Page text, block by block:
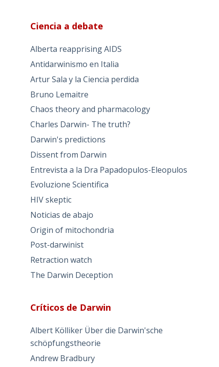
Ciencia a debate
Alberta reapprising AIDS
Antidarwinismo en Italia
Artur Sala y la Ciencia perdida
Bruno Lemaitre
Chaos theory and pharmacology
Charles Darwin- The truth?
Darwin's predictions
Dissent from Darwin
Entrevista a la Dra Papadopulos-Eleopulos
Evoluzione Scientifica
HIV skeptic
Noticias de abajo
Origin of mitochondria
Post-darwinist
Retraction watch
The Darwin Deception
Críticos de Darwin
Albert Kölliker Über die Darwin'sche
schöpfungstheorie
Andrew Bradbury